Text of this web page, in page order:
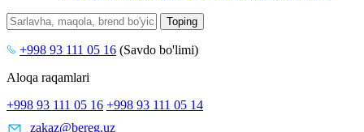
+998 93 111 05 16 (Savdo bo'limi)
Aloqa raqamlari
+998 93 111 05 16 +998 93 111 05 14
zakaz@bereg.uz